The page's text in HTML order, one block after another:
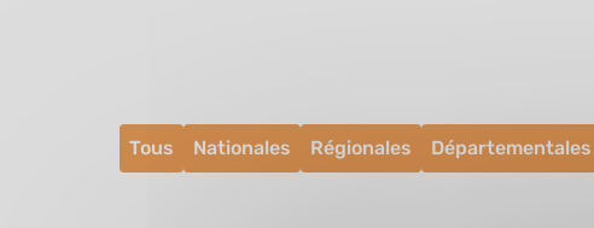
Tous Nationales Régionales Départementales